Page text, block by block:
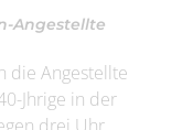
Angestellte
die Angestellte
Jhrige in der